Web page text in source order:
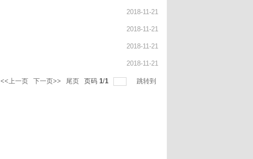
2018-11-21
2018-11-21
2018-11-21
2018-11-21
<<上一页 下一页>> 尾页 页码 1/1 跳转到